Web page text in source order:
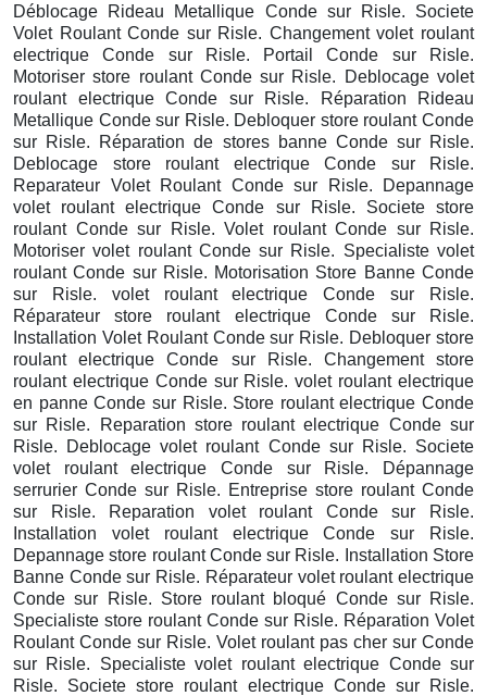
Déblocage Rideau Metallique Conde sur Risle. Societe
Volet Roulant Conde sur Risle. Changement volet roulant
electrique Conde sur Risle. Portail Conde sur Risle.
Motoriser store roulant Conde sur Risle. Deblocage volet
roulant electrique Conde sur Risle. Réparation Rideau
Metallique Conde sur Risle. Debloquer store roulant Conde
sur Risle. Réparation de stores banne Conde sur Risle.
Deblocage store roulant electrique Conde sur Risle.
Reparateur Volet Roulant Conde sur Risle. Depannage
volet roulant electrique Conde sur Risle. Societe store
roulant Conde sur Risle. Volet roulant Conde sur Risle.
Motoriser volet roulant Conde sur Risle. Specialiste volet
roulant Conde sur Risle. Motorisation Store Banne Conde
sur Risle. volet roulant electrique Conde sur Risle.
Réparateur store roulant electrique Conde sur Risle.
Installation Volet Roulant Conde sur Risle. Debloquer store
roulant electrique Conde sur Risle. Changement store
roulant electrique Conde sur Risle. volet roulant electrique
en panne Conde sur Risle. Store roulant electrique Conde
sur Risle. Reparation store roulant electrique Conde sur
Risle. Deblocage volet roulant Conde sur Risle. Societe
volet roulant electrique Conde sur Risle. Dépannage
serrurier Conde sur Risle. Entreprise store roulant Conde
sur Risle. Reparation volet roulant Conde sur Risle.
Installation volet roulant electrique Conde sur Risle.
Depannage store roulant Conde sur Risle. Installation Store
Banne Conde sur Risle. Réparateur volet roulant electrique
Conde sur Risle. Store roulant bloqué Conde sur Risle.
Specialiste store roulant Conde sur Risle. Réparation Volet
Roulant Conde sur Risle. Volet roulant pas cher sur Conde
sur Risle. Specialiste volet roulant electrique Conde sur
Risle. Societe store roulant electrique Conde sur Risle.